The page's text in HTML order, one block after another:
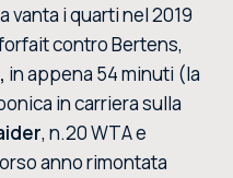
vanta i quarti nel 2019
contro Bertens,
in appena 54 minuti (la
in carriera sulla
, n.20 WTA e
anno rimontata